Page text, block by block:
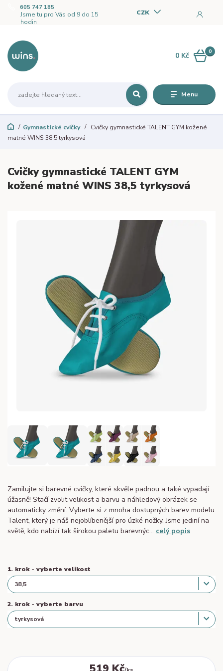
Menu
CZK
605 747 185
Jsme tu pro Vás od 9 do 15
hodin
0
0 Kč
Gymnastické cvičky
Cvičky gymnastické TALENT GYM kožené
matné WINS 38,5 tyrkysová
Cvičky gymnastické TALENT GYM
kožené matné WINS 38,5 tyrkysová
Zamilujte si barevné cvičky, které skvěle padnou a také vypadají
úžasně! Stačí zvolit velikost a barvu a náhledový obrázek se
automaticky změní. Vyberte si z mnoha dostupných barev modelu
Talent, který je náš nejoblíbenější pro úzké nožky. Jsme jediní na
světě, kdo nabízí tak širokou paletu barevnýc... celý popis
1. krok - vyberte velikost
2. krok - vyberte barvu